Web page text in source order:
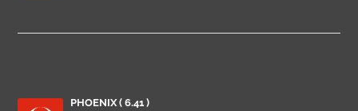
PHOENIX ( 6.41 )